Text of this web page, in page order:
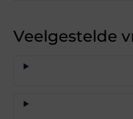
Veelgestelde